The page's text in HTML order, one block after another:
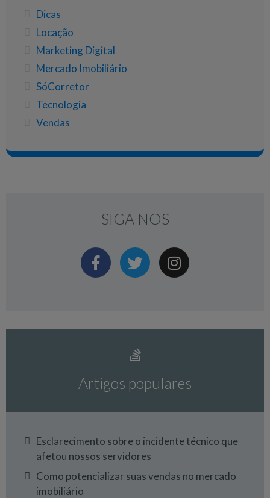
Dicas
Locação
Marketing Digital
Mercado Imobiliário
SóCorretor
Tecnologia
Vendas
SIGA NOS
Artigos populares
Esclarecimento sobre o incidente técnico que
afetou nossos servidores
Como potencializar suas vendas no mercado
imobiliário